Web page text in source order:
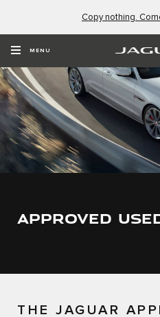
Copy nothing.
MENU
APPROVED
THE JAGUAR